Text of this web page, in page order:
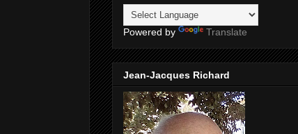
Powered by Translate
Jean-Jacques Richard